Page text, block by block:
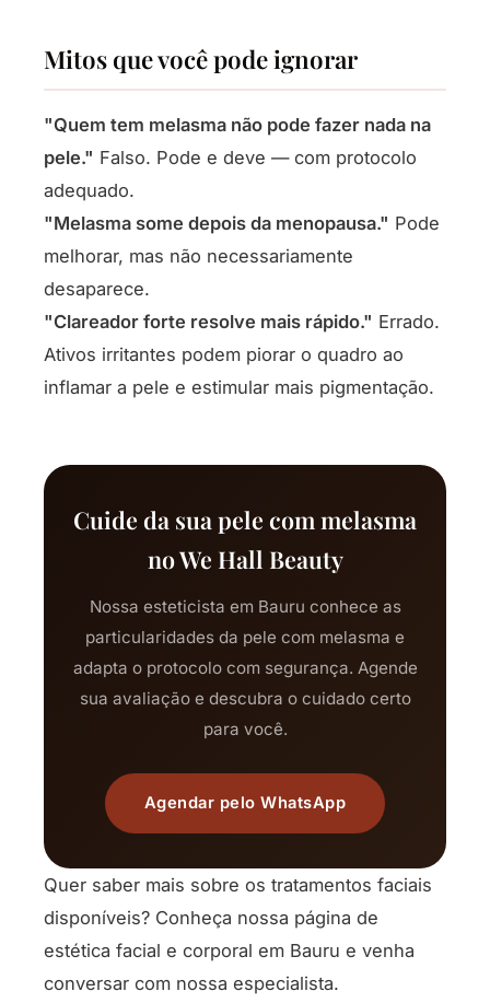
Mitos que você pode ignorar
"Quem tem melasma não pode fazer nada na
pele." Falso. Pode e deve — com protocolo
adequado.
"Melasma some depois da menopausa." Pode
melhorar, mas não necessariamente
desaparece.
"Clareador forte resolve mais rápido." Errado.
Ativos irritantes podem piorar o quadro ao
inflamar a pele e estimular mais pigmentação.
Cuide da sua pele com melasma
no We Hall Beauty
Nossa esteticista em Bauru conhece as
particularidades da pele com melasma e
adapta o protocolo com segurança. Agende
sua avaliação e descubra o cuidado certo
para você.
Agendar pelo WhatsApp
Quer saber mais sobre os tratamentos faciais
disponíveis? Conheça nossa página de
estética facial e corporal em Bauru e venha
conversar com nossa especialista.